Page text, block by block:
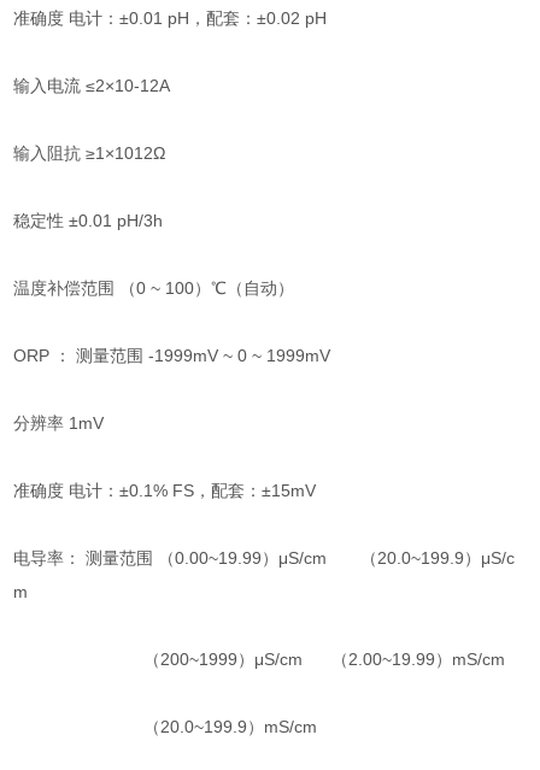
准确度 电计：±0.01 pH，配套：±0.02 pH
输入电流 ≤2×10-12A
输入阻抗 ≥1×1012Ω
稳定性 ±0.01 pH/3h
温度补偿范围 （0 ~ 100）℃（自动）
ORP ： 测量范围 -1999mV ~ 0 ~ 1999mV
分辨率 1mV
准确度 电计：±0.1% FS，配套：±15mV
电导率： 测量范围 （0.00~19.99）μS/cm （20.0~199.9）μS/c
m
（200~1999）μS/cm （2.00~19.99）mS/cm
（20.0~199.9）mS/cm